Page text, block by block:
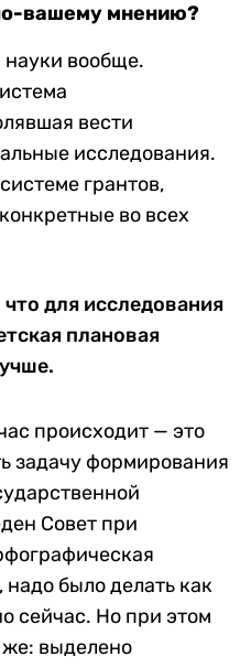
вашему мнению?
вообще.
вести
исследования.
грантов,
во всех
для исследования
плановая
происходит — это
задачу формирования
Совет при
было делать как
сейчас. Но при этом
же: выделено